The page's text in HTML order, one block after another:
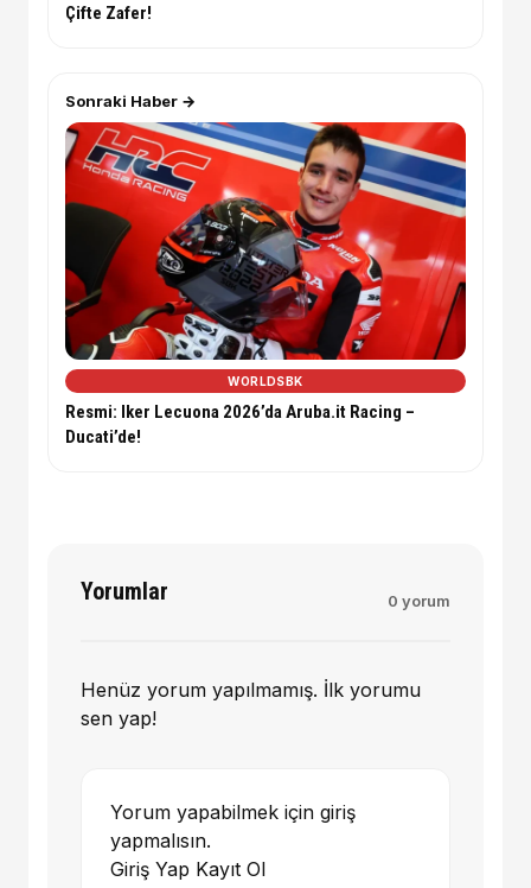
Çifte Zafer!
Sonraki Haber →
WORLDSBK
Resmi: Iker Lecuona 2026’da Aruba.it Racing –
Ducati’de!
Yorumlar 0 yorum
Henüz yorum yapılmamış. İlk yorumu
sen yap!
Yorum yapabilmek için giriş
yapmalısın.
Giriş Yap Kayıt Ol